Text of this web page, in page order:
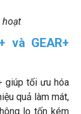
hoạt
và GEAR+
giúp tối ưu hóa
quả làm mát,
lo tốn kém